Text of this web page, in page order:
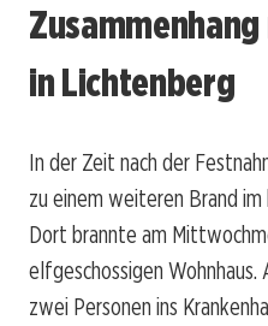
in Lichtenberg
In der Zeit nach der
zu einem weiteren Brand
Dort brannte am
elfgeschossigen
zwei Personen ins